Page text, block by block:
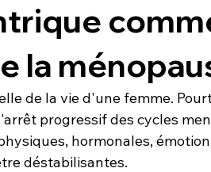
la
de la vie d'une femme.
progressif des cycles
hormonales,
déstabilisantes.